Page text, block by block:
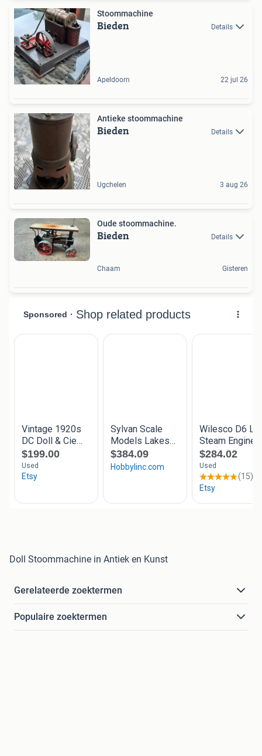
Stoommachine
Bieden Details
Apeldoorn 22 jul 26
Antieke stoommachine
Bieden Details
Ugchelen 3 aug 26
Oude stoommachine.
Bieden Details
Chaam Gisteren
Doll Stoommachine in Antiek en Kunst
Gerelateerde zoektermen
Populaire zoektermen